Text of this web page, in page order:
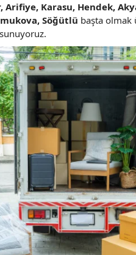
Arifiye, Karasu, Hendek,
Söğütlü başta olmak